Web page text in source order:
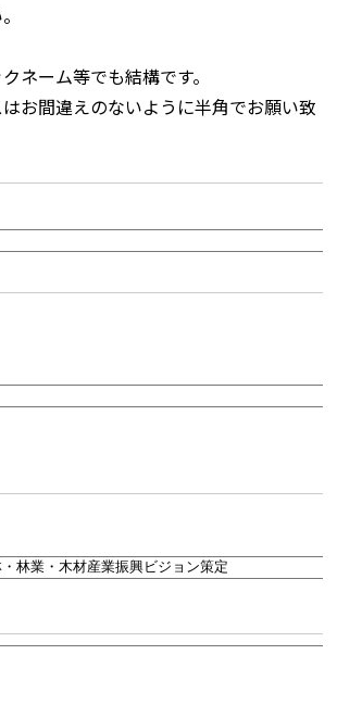
ネーム等でも結構です。
お間違えのないように半角でお願い致